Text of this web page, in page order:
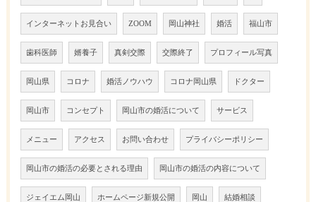
インターネットお見合い ZOOM 岡山神社 婚活 福山市
歯科医師 婿養子 真剣交際 交際終了 プロフィール写真
岡山県 コロナ 婚活ノウハウ コロナ岡山県 ドクター
岡山市 コンセプト 岡山市の婚活について サービス
メニュー アクセス お問い合わせ プライバシーポリシー
岡山市の婚活の必要とされる理由 岡山市の婚活の内容について
ジェイエム岡山 ホームページ新規公開 岡山 結婚相談